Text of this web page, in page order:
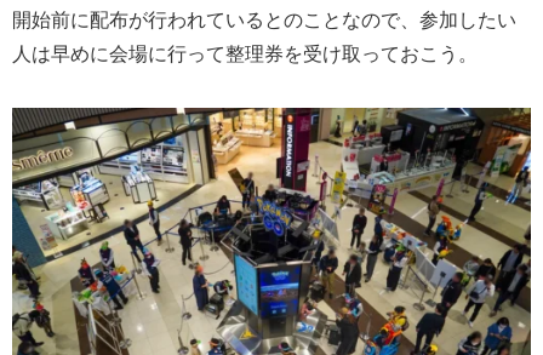
開始前に配布が行われているとのことなので、参加したい
人は早めに会場に行って整理券を受け取っておこう。